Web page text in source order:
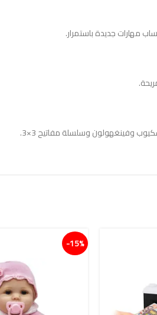
مهارات جديدة باستمرار.
15%-